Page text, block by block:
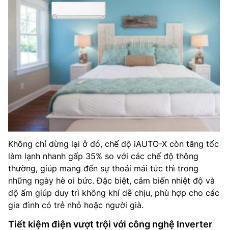
Không chỉ dừng lại ở đó, chế độ iAUTO-X còn tăng tốc
làm lạnh nhanh gấp 35% so với các chế độ thông
thường, giúp mang đến sự thoải mái tức thì trong
những ngày hè oi bức. Đặc biệt, cảm biến nhiệt độ và
độ ẩm giúp duy trì không khí dễ chịu, phù hợp cho các
gia đình có trẻ nhỏ hoặc người già.
Tiết kiệm điện vượt trội với công nghệ Inverter